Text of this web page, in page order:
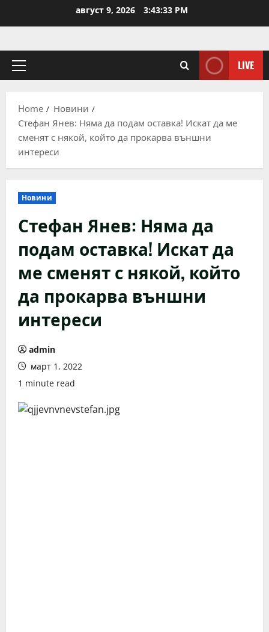
август 9, 2026 3:43:34 PM
Primary
LIVE
Home
Новини
Стефан Янев: Няма да подам оставка! Искат да ме
сменят с някой, който да прокарва външни
интереси
Новини
Стефан Янев: Няма да
подам оставка! Искат да
ме сменят с някой, който
да прокарва външни
интереси
admin
март 1, 2022
1 minute read